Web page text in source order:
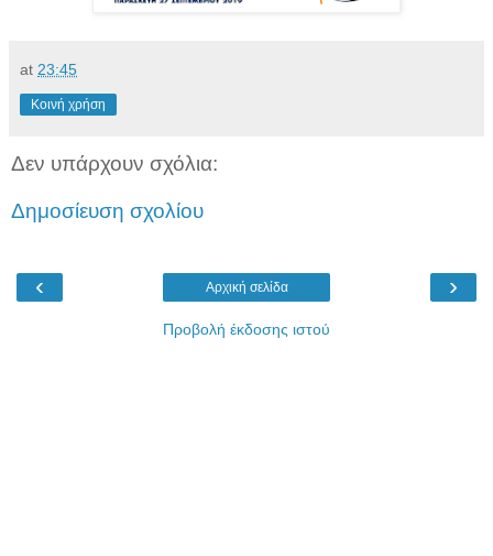
at 23:45
Κοινή χρήση
Δεν υπάρχουν σχόλια:
Δημοσίευση σχολίου
‹ ›
Αρχική σελίδα
Προβολή έκδοσης ιστού